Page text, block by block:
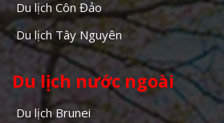
Du lịch Côn Đảo
Du lịch Tây Nguyên
Du lịch nước ngoài
Du lịch Brunei